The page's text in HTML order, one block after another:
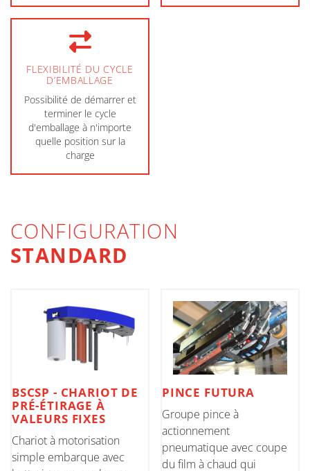
FLEXIBILITÉ DU CYCLE
D’EMBALLAGE
Possibilité de démarrer et
terminer le cycle
d'emballage à n'importe
quelle position sur la
charge
CONFIGURATION
STANDARD
BSCSP - CHARIOT DE
PRÉ-ÉTIRAGE À
VALEURS FIXES
Chariot à motorisation
simple embarque avec
PINCE FUTURA
Groupe pince à
actionnement
pneumatique avec coupe
du film à chaud qui